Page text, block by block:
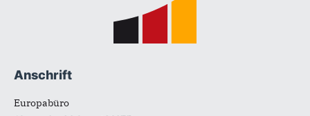
Anschrift
Europabüro